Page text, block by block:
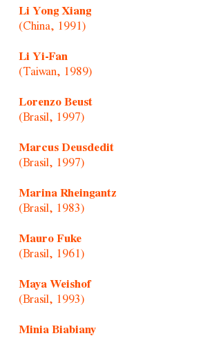
Li Yong Xiang
(China, 1991)
Li Yi-Fan
(Taiwan, 1989)
Lorenzo Beust
(Brasil, 1997)
Marcus Deusdedit
(Brasil, 1997)
Marina Rheingantz
(Brasil, 1983)
Mauro Fuke
(Brasil, 1961)
Maya Weishof
(Brasil, 1993)
Minia Biabiany